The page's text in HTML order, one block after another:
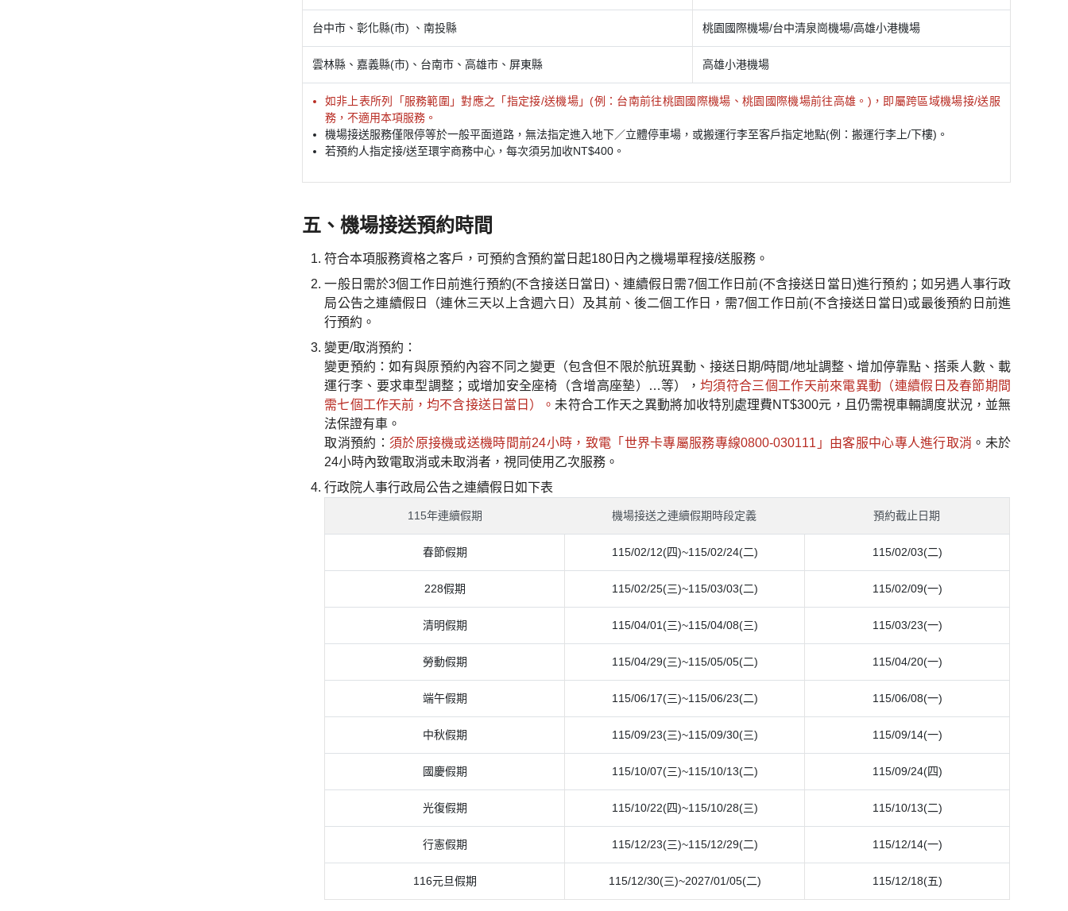
台中市、彰化縣(市) 、南投縣 桃園國際機場/台中清泉崗機場/高雄小港機場
雲林縣、嘉義縣(市)、台南市、高雄市、屏東縣 高雄小港機場
如非上表所列「服務範圍」對應之「指定接/送機場」(例：台南前往桃園國際機場、桃園國際機場前往高雄。)，即屬跨區域機場接/送服
務，不適用本項服務。
機場接送服務僅限停等於一般平面道路，無法指定進入地下／立體停車場，或搬運行李至客戶指定地點(例：搬運行李上/下樓)。
若預約人指定接/送至環宇商務中心，每次須另加收NT$400。
五、機場接送預約時間
符合本項服務資格之客戶，可預約含預約當日起180日內之機場單程接/送服務。
一般日需於3個工作日前進行預約(不含接送日當日)、連續假日需7個工作日前(不含接送日當日)進行預約；如另遇人事行政
局公告之連續假日（連休三天以上含週六日）及其前、後二個工作日，需7個工作日前(不含接送日當日)或最後預約日前進
行預約。
變更/取消預約：
變更預約：如有與原預約內容不同之變更（包含但不限於航班異動、接送日期/時間/地址調整、增加停靠點、搭乘人數、載
運行李、要求車型調整；或增加安全座椅（含增高座墊）…等），均須符合三個工作天前來電異動（連續假日及春節期間
需七個工作天前，均不含接送日當日）。 未符合工作天之異動將加收特別處理費NT$300元，且仍需視車輛調度狀況，並無
法保證有車。
取消預約： 須於原接機或送機時間前24小時，致電「世界卡專屬服務專線0800-030111」由客服中心專人進行取消 。未於
24小時內致電取消或未取消者，視同使用乙次服務。
行政院人事行政局公告之連續假日如下表
115年連續假期 機場接送之連續假期時段定義 預約截止日期
春節假期 115/02/12(四)~115/02/24(二) 115/02/03(二)
228假期 115/02/25(三)~115/03/03(二) 115/02/09(一)
清明假期 115/04/01(三)~115/04/08(三) 115/03/23(一)
勞動假期 115/04/29(三)~115/05/05(二) 115/04/20(一)
端午假期 115/06/17(三)~115/06/23(二) 115/06/08(一)
中秋假期 115/09/23(三)~115/09/30(三) 115/09/14(一)
國慶假期 115/10/07(三)~115/10/13(二) 115/09/24(四)
光復假期 115/10/22(四)~115/10/28(三) 115/10/13(二)
行憲假期 115/12/23(三)~115/12/29(二) 115/12/14(一)
116元旦假期 115/12/30(三)~2027/01/05(二) 115/12/18(五)